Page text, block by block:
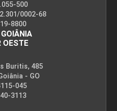
500
0002-68
8800
OESTE
Buritis, 485
- GO
045
3113